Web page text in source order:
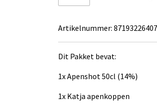
Artikelnummer:
Dit Pakket bevat:
1x Apenshot 50cl (14%)
1x Katja apenkoppen